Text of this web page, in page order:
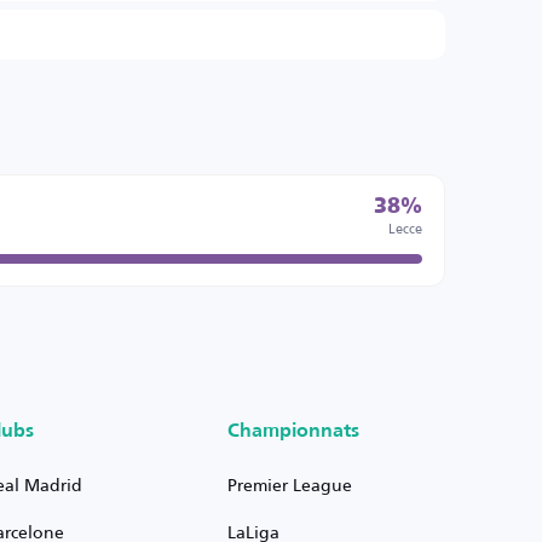
38%
Lecce
Madrid
Championnats
Premier League
LaLiga